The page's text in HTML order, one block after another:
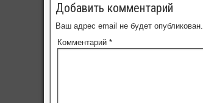
Добавить комментарий
Ваш адрес email не будет опубликован.
Комментарий *